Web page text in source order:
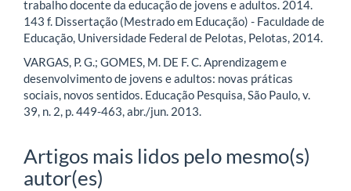
trabalho docente da educação de jovens e adultos. 2014.
143 f. Dissertação (Mestrado em Educação) - Faculdade de
Educação, Universidade Federal de Pelotas, Pelotas, 2014.
VARGAS, P. G.; GOMES, M. DE F. C. Aprendizagem e
desenvolvimento de jovens e adultos: novas práticas
sociais, novos sentidos. Educação Pesquisa, São Paulo, v.
39, n. 2, p. 449-463, abr./jun. 2013.
Artigos mais lidos pelo mesmo(s)
autor(es)